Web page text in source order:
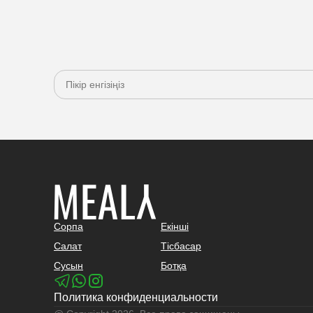
Сорпа
Екінші
Салат
Тісбасар
Сусын
Ботқа
Политика конфиденциальности